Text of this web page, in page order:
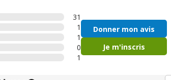
31
1
1
0
1
Donner mon avis
Je m'inscris